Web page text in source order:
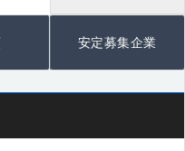
安定募集企業